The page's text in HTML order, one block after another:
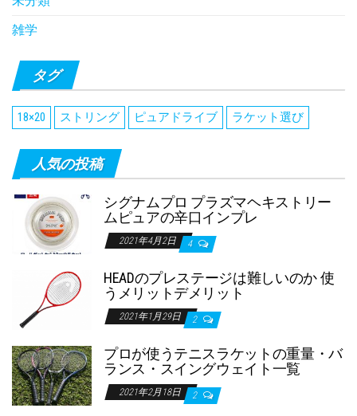
雑学
タグ
18×20 ストリング ピュアドライブ ラケット選び
人気の投稿
シグナムプロ プラズマヘキストリー
ムピュアの辛口インプレ
2021年4月2日 4
HEADのプレステージは難しいのか 使
うメリットデメリット
2021年1月29日 2
プロが使うテニスラケットの重量・バ
ランス・スイングウェイト一覧
2021年2月18日 2